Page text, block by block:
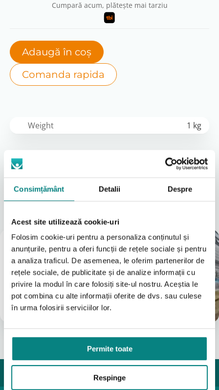
Consimțământ Detalii Despre
Acest site utilizează cookie-uri
Folosim cookie-uri pentru a personaliza conținutul și
anunțurile, pentru a oferi funcții de rețele sociale și pentru
a analiza traficul. De asemenea, le oferim partenerilor de
rețele sociale, de publicitate și de analize informații cu
privire la modul în care folosiți site-ul nostru. Aceștia le
pot combina cu alte informații oferite de dvs. sau culese
în urma folosirii serviciilor lor.
Permite toate
Respinge
Cumpară acum, plătește mai tarziu
Adaugă în coș
Comanda rapida
Descriere detaliată
Weight 1 kg
Copertină pentru ploaie
Magazin
București
Bulevardul Iuliu Maniu 7-11
031 8288200
0755631235
info@adapt.ro